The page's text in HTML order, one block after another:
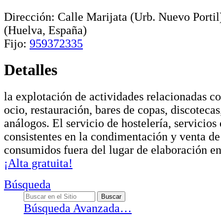
Dirección: Calle Marijata (Urb. Nuevo
(Huelva, España)
Fijo: 959372335
Detalles
la explotación de actividades relacionadas
ocio, restauración, bares de copas,
análogos. El servicio de hostelería,
consistentes en la condimentación y venta
consumidos fuera del lugar de elaboración en
¡Alta gratuita!
Búsqueda
Búsqueda Avanzada…